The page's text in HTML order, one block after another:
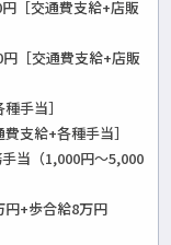
［交通費支給+店販
［交通費支給+店販
手当］
支給+各種手当］
当（1,000円～5,000
円+歩合給8万円